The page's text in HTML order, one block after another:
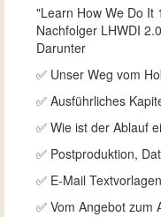
"Learn How We Do It
Nachfolger LHWDI
Darunter
✅ Unser Weg vom
✅ Ausführliches
✅ Wie ist der Ablauf
✅ Postproduktion,
✅ E-Mail Textvorlagen
✅ Vom Angebot zum